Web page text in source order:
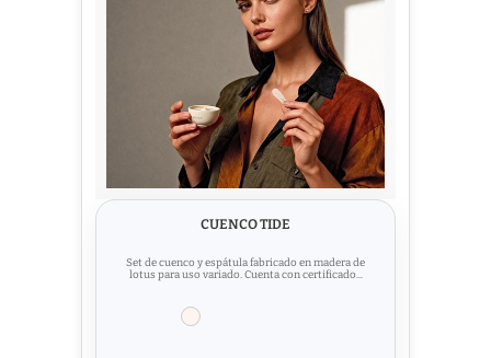
CUENCO TIDE
Set de cuenco y espátula fabricado en madera de
lotus para uso variado. Cuenta con certificado...